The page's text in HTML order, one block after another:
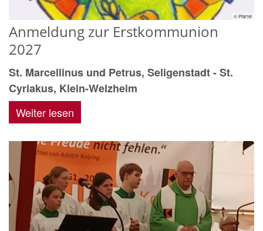
© Pfarrei
Anmeldung zur Erstkommunion
2027
St. Marcellinus und Petrus, Seligenstadt - St.
Cyriakus, Klein-Welzheim
Weiter lesen